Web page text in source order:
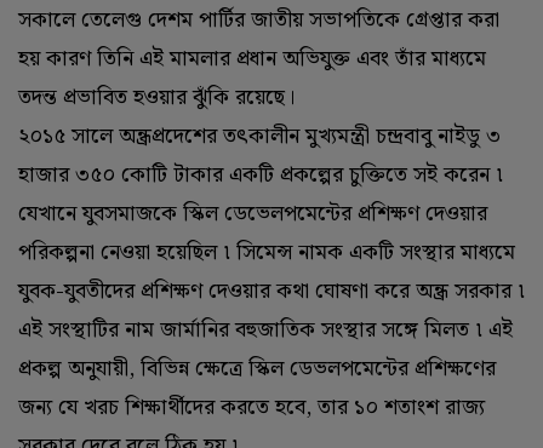
সকালে তেলেগু দেশম পার্টির জাতীয় সভাপতিকে গ্রেপ্তার করা
হয় কারণ তিনি এই মামলার প্রধান অভিযুক্ত এবং তাঁর মাধ্যমে
তদন্ত প্রভাবিত হওয়ার ঝুঁকি রয়েছে।
২০১৫ সালে অন্ধ্রপ্রদেশের তৎকালীন মুখ্যমন্ত্রী চন্দ্রবাবু নাইডু ৩
হাজার ৩৫০ কোটি টাকার একটি প্রকল্পের চুক্তিতে সই করেন ৷
যেখানে যুবসমাজকে স্কিল ডেভেলপমেন্টের প্রশিক্ষণ দেওয়ার
পরিকল্পনা নেওয়া হয়েছিল ৷ সিমেন্স নামক একটি সংস্থার মাধ্যমে
যুবক-যুবতীদের প্রশিক্ষণ দেওয়ার কথা ঘোষণা করে অন্ধ্র সরকার ৷
এই সংস্থাটির নাম জার্মানির বহুজাতিক সংস্থার সঙ্গে মিলত ৷ এই
প্রকল্প অনুযায়ী, বিভিন্ন ক্ষেত্রে স্কিল ডেভলপমেন্টের প্রশিক্ষণের
জন্য যে খরচ শিক্ষার্থীদের করতে হবে, তার ১০ শতাংশ রাজ্য